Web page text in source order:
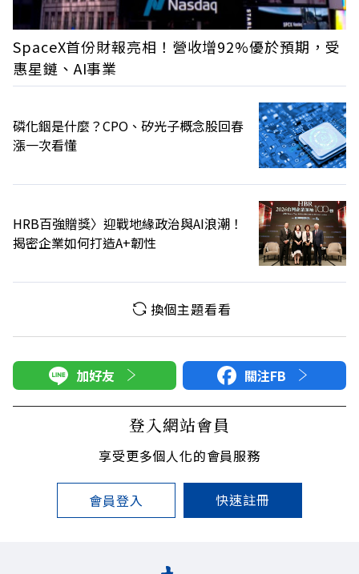
SpaceX首份財報亮相！營收增92%優於預期，受
惠星鏈、AI事業
磷化銦是什麼？CPO、矽光子概念股回春
漲一次看懂
HRB百強贈獎〉迎戰地緣政治與AI浪潮！
揭密企業如何打造A+韌性
換個主題看看
加好友 關注FB
登入網站會員
享受更多個人化的會員服務
會員登入 快速註冊